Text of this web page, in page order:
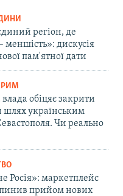
регіон, де
меншість»: дискусія
пам'ятної дати
влада обіцяє закрити
шлях українським
Чи реально
Росія»: маркетплейс
прийом нових